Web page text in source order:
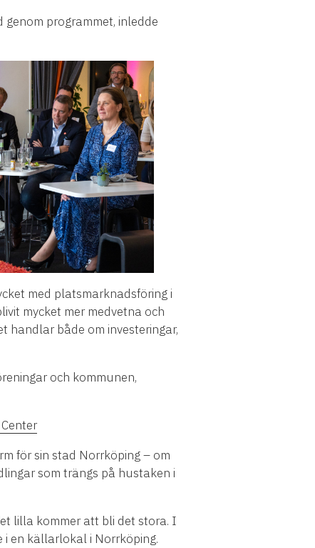
programmet, inledde
med platsmarknadsföring i
mycket mer medvetna och
handlar både om investeringar,
och kommunen,
för sin stad Norrköping – om
som trängs på hustaken i
lilla kommer att bli det stora. I
i en källarlokal i Norrköping.